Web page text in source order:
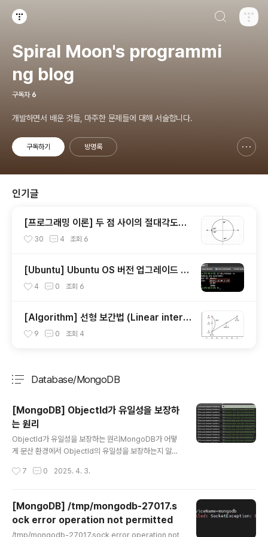
Spiral Moon's programmi
ng blog
구독자 6
개발하면서 배운 것들, 마주한 문제들에 대해 서술합니다.
구독하기 방명록
인기글
[프로그래밍 이론] 두 점 사이의 절대각도를
재는 atan2
30 4 조회 6
[Ubuntu] Ubuntu OS 버전 업그레이드 방
법 4 0 조회 6
[Algorithm] 선형 보간법 (Linear interp
olation)
9 0 조회 4
Database/MongoDB
[MongoDB] ObjectId가 유일성을 보장하
는 원리
ObjectId가 유일성을 보장하는 원리MongoDB가 어떻
게 분산 환경에서 ObjectId의 유일성을 보장하는지 알아
고유 식별자 타입으로 사용되며, 데이터베이스 내에서 문
를 생성하려고 해도 MongoDB Driver가 강제로 Objec
tId를 할당한다.ObjectId의 구조ObjectId는 총 12byte
s로 구성되어 있으며, 각 bytes는 다음과 같은 정보를 담
7 0 2025. 4. 3.
[MongoDB] /tmp/mongodb-27017.s
ock error operation not permitted
/tmp/mongodb-27017.sock error operation not